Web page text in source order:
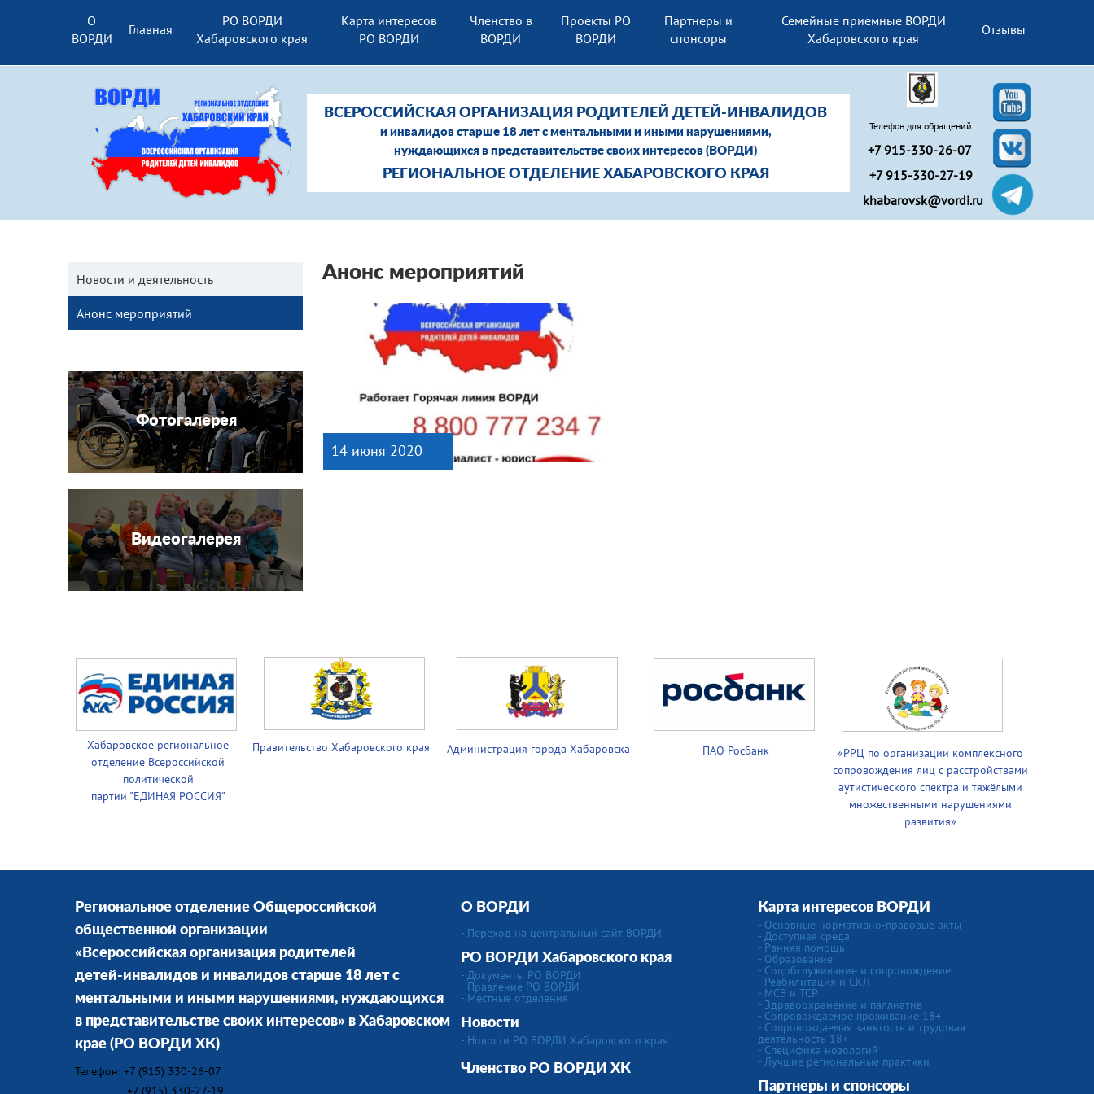
Телефон для обращений
+7 915-330-26-07
+7 915-330-27-19
khabarovsk@vordi.ru
ВСЕРОССИЙСКАЯ ОРГАНИЗАЦИЯ РОДИТЕЛЕЙ ДЕТЕЙ-ИНВАЛИДОВ
и инвалидов старше 18 лет с ментальными и иными нарушениями,
нуждающихся в представительстве своих интересов (ВОРДИ)
РЕГИОНАЛЬНОЕ ОТДЕЛЕНИЕ ХАБАРОВСКОГО КРАЯ
О
ВОРДИ
Главная
РО ВОРДИ
Хабаровского края
Карта интересов
РО ВОРДИ
Членство в
ВОРДИ
Проекты РО
ВОРДИ
Партнеры и
спонсоры
Семейные приемные ВОРДИ
Хабаровского края
Отзывы
Анонс мероприятий
Новости и деятельность
Анонс мероприятий
Фотогалерея
Видеогалерея
14 июня 2020
Хабаровское региональное
отделение Всероссийской
политической
партии "ЕДИНАЯ РОССИЯ"
ПАО Росбанк
«РРЦ по организации комплексного
сопровождения лиц с расстройствами
аутистического спектра и тяжёлыми
множественными нарушениями
развития»
Правительство Хабаровского края Администрация города Хабаровска
Региональное отделение Общероссийской
общественной организации
«Всероссийская организация родителей
детей-инвалидов и инвалидов старше 18 лет с
ментальными и иными нарушениями, нуждающихся
в представительстве своих интересов» в Хабаровском
крае (РО ВОРДИ ХК)
Телефон: +7 (915) 330-26-07
+7 (915) 330-27-19
О ВОРДИ
- Переход на центральный сайт ВОРДИ
РО ВОРДИ Хабаровского края
- Документы РО ВОРДИ
- Правление РО ВОРДИ
- Местные отделения
Новости
- Новости РО ВОРДИ Хабаровского края
Членство РО ВОРДИ ХК
Карта интересов ВОРДИ
- Основные нормативно-правовые акты
- Доступная среда
- Ранняя помощь
- Образование
- Соцобслуживание и сопровождение
- Реабилитация и СКЛ
- МСЭ и ТСР
- Здравоохранение и паллиатив
- Сопровождаемое проживание 18+
- Сопровождаемая занятость и трудовая
деятельность 18+
- Специфика нозологий
- Лучшие региональные практики
Партнеры и спонсоры